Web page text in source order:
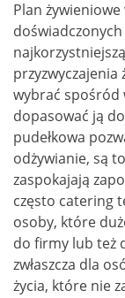
Plan
wybrać spośród
dopasować ją
pudełkowa
odżywianie, są
zaspokajają
często catering
osoby, które
do firmy lub też
zwłaszcza dla
życia, które nie